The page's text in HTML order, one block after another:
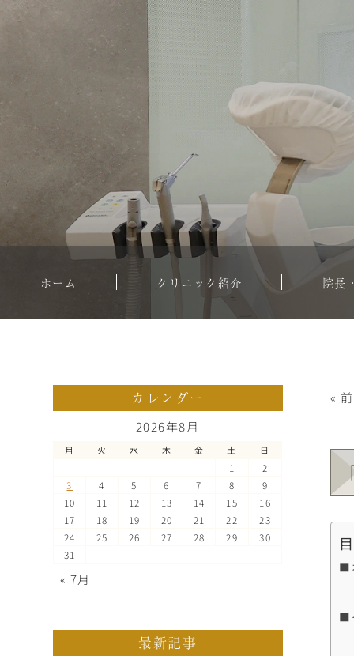
ホーム クリニック紹介 院長
«
■
■
カレンダー
2026年8月
月 火 水 木 金 土 日
1
2
3
4 5 6 7 8
9
10
11 12 13 14 15
16
17
18 19 20 21 22
23
24
25 26 27 28 29
30
31
« 7月
最新記事